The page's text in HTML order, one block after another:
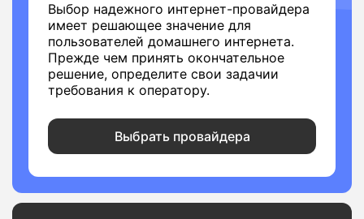
Выбор надежного интернет-провайдера
имеет решающее значение для
пользователей домашнего интернета.
Прежде чем принять окончательное
решение, определите свои задачии
требования к оператору.
Выбрать провайдера